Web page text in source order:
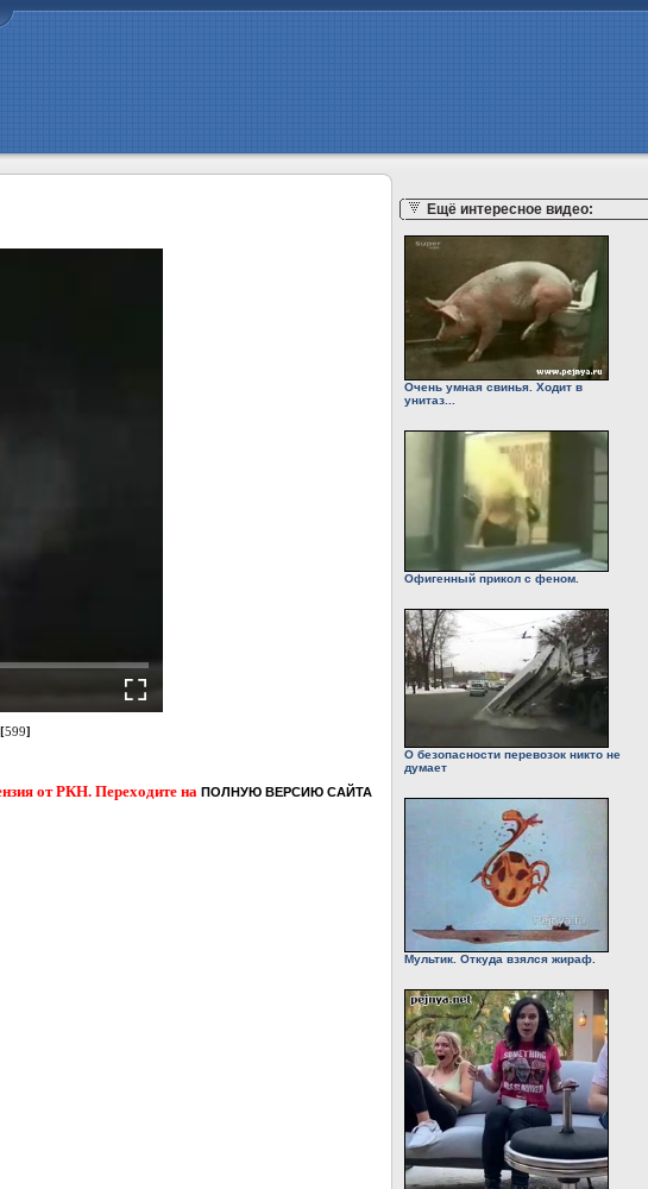
[599]
от РКН. Переходите на ПОЛНУЮ ВЕРСИЮ САЙТА
Ещё интересное видео:
Очень умная свинья. Ходит в
унитаз...
Офигенный прикол с феном.
О безопасности перевозок никто не
думает
Мультик. Откуда взялся жираф.